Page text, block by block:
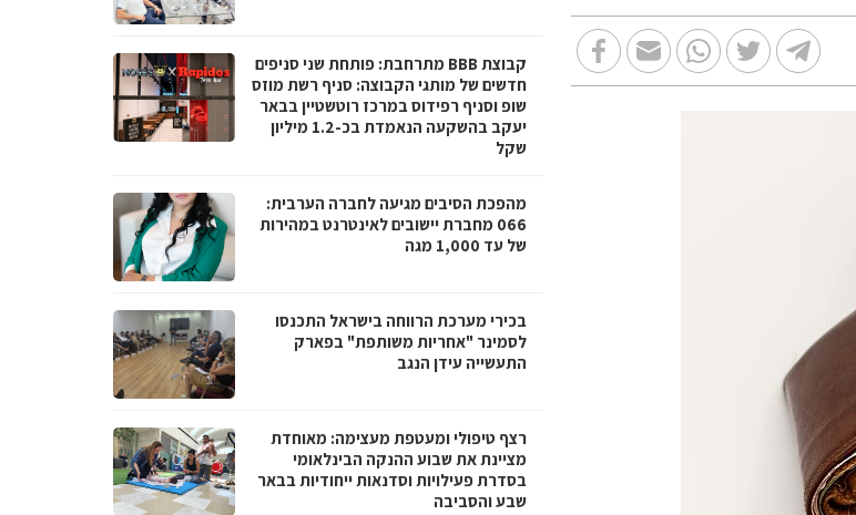
קבוצת BBB מתרחבת: פותחת שני סניפים
חדשים של מותגי הקבוצה: סניף רשת מוזס
שופ וסניף רפידוס במרכז רוטשטיין בבאר
יעקב בהשקעה הנאמדת בכ-1.2 מיליון
שקל
מהפכת הסיבים מגיעה לחברה הערבית:
066 מחברת יישובים לאינטרנט במהירות
של עד 1,000 מגה
בכירי מערכת הרווחה בישראל התכנסו
לסמינר "אחריות משותפת" בפארק
התעשייה עידן הנגב
רצף טיפולי ומעטפת מעצימה: מאוחדת
מציינת את שבוע ההנקה הבינלאומי
בסדרת פעילויות וסדנאות ייחודיות בבאר
שבע והסביבה